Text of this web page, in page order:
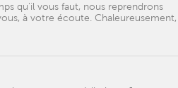
qu'il vous faut, nous reprendrons
à votre écoute. Chaleureusement,